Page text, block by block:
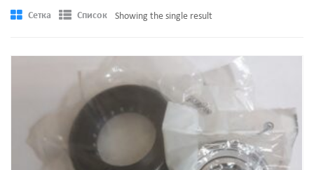
О КОМПАНИИ
Сетка Список Showing the single result